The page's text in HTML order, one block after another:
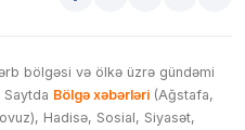
bölgəsi və ölkə üzrə gündəmi
Saytda Bölgə xəbərləri (Ağstafa,
Hadisə, Sosial, Siyasət,